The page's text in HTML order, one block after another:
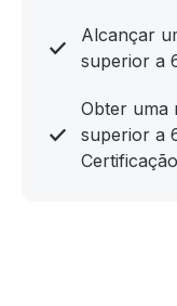
Alcançar
superior a
Obter uma
superior a